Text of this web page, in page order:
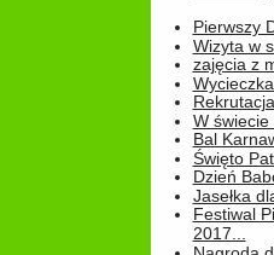
Pierwszy
Wizyta w
zajęcia z
W świecie
Bal
Święto
Dzień
Jasełka
Festiwal
2017...